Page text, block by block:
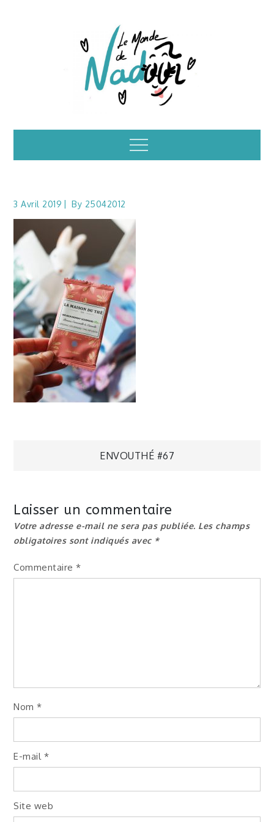
Illustrations – le
monde de Nadoo
Menu
3 Avril 2019 By 25042012
Navigation
l’article
ENVOUTHÉ #67
Laisser un commentaire
Votre adresse e-mail ne sera pas publiée. Les champs
obligatoires sont indiqués avec *
Commentaire*
Nom*
E-mail *
Site web